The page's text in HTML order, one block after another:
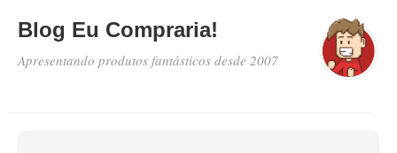
Blog Eu Compraria!
Apresentando produtos fantásticos desde 2007